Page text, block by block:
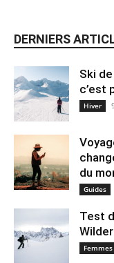
DERNIERS
Ski
c’est
Hiver
du
Guides
Test
Femmes